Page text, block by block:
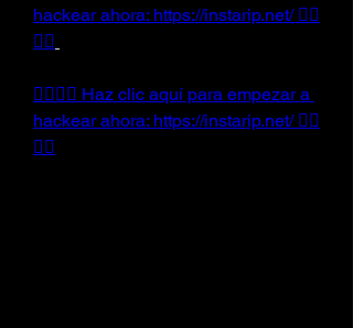
hackear ahora: https://instarip.net/ 👈🏻
👈🏻
👉🏻👉🏻 Haz clic aquí para empezar a
hackear ahora: https://instarip.net/ 👈🏻
👈🏻